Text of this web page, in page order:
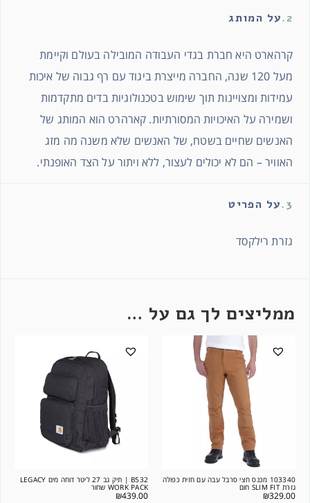
2. על המותג
קרהארט היא חברת בגדי העבודה המובילה בעולם וקיימת
מעל 120 שנה, החברה מייצרת ביגוד עם רף גבוה של איכות
עמידות ומצויינות תוך שימוש בטכנולוגיות בדים מתקדמות
ושמירה על האיכויות המסורתיות. קארהרט הוא המותג של
האנשים שחיים בשטח, של האנשים שלא משנה מה מזג
האוויר – הם לא יכולים לעצור, ללא ויתור על הצד האופנתי.
3. על הפריט
גזרת רילקסד
ממליצים לך גם על …
103340 מכנס חצי סרבל עבה עם חזית כפולה
גזרת SLIM FIT חום
₪329.00
B532 | תיק גב 27 ליטר דוחה מים LEGACY
WORK PACK שחור
₪439.00